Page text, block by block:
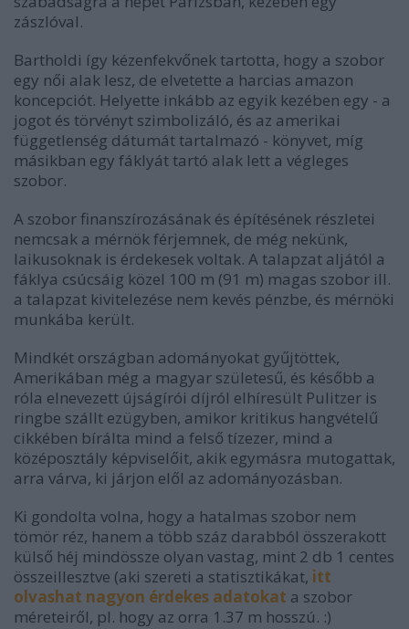
zászlóval.
Bartholdi így kézenfekvőnek tartotta, hogy a szobor
egy női alak lesz, de elvetette a harcias amazon
koncepciót. Helyette inkább az egyik kezében egy - a
jogot és törvényt szimbolizáló, és az amerikai
függetlenség dátumát tartalmazó - könyvet, míg
másikban egy fáklyát tartó alak lett a végleges
szobor.
A szobor finanszírozásának és építésének részletei
nemcsak a mérnök férjemnek, de még nekünk,
laikusoknak is érdekesek voltak. A talapzat aljától a
fáklya csúcsáig közel 100 m (91 m) magas szobor ill.
a talapzat kivitelezése nem kevés pénzbe, és mérnöki
munkába került.
Mindkét országban adományokat gyűjtöttek,
Amerikában még a magyar születesű, és később a
róla elnevezett újságírói díjról elhíresült Pulitzer is
ringbe szállt ezügyben, amikor kritikus hangvételű
cikkében bírálta mind a felső tízezer, mind a
középosztály képviselőit, akik egymásra mutogattak,
arra várva, ki járjon elől az adományozásban.
Ki gondolta volna, hogy a hatalmas szobor nem
tömör réz, hanem a több száz darabból összerakott
külső héj mindössze olyan vastag, mint 2 db 1 centes
összeillesztve (aki szereti a statisztikákat, itt
olvashat nagyon érdekes adatokat a szobor
méreteiről, pl. hogy az orra 1.37 m hosszú. :)